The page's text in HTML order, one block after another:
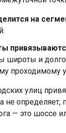
на
широты и
проходимому
улиц
не определяет,
— это шоссе